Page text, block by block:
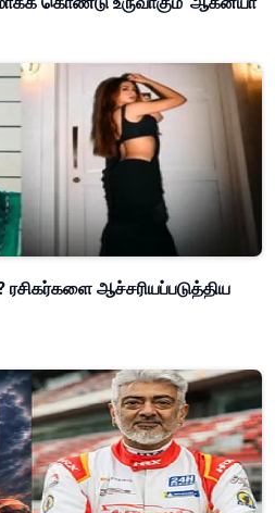
ரசிகர்களை ஆச்சரியப்படுத்திய